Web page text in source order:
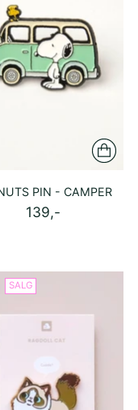
PIN - CAMPER
139,-
SALG